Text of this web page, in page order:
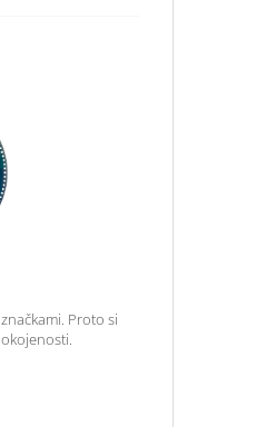
Proto si